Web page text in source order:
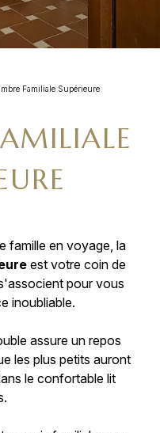
Familiale Supérieure
famille en voyage, la
est votre coin de
pour vous
inoubliable.
assure un repos
les plus petits auront
le confortable lit